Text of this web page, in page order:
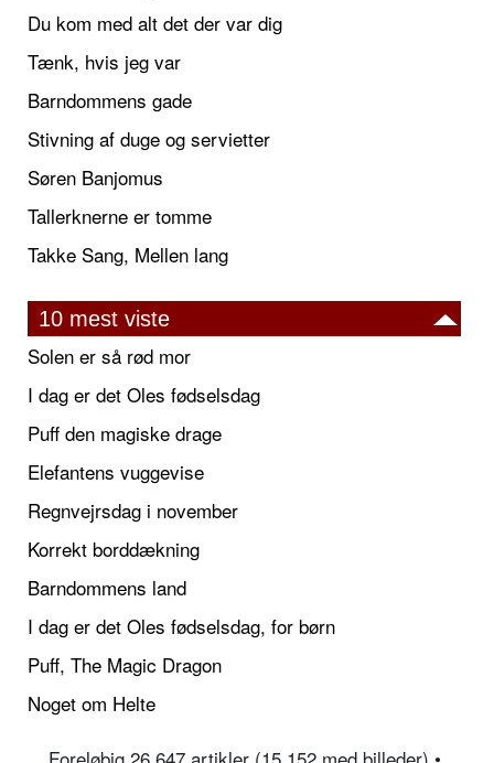
Du kom med alt det der var dig
Tænk, hvis jeg var
Barndommens gade
Stivning af duge og servietter
Søren Banjomus
Tallerknerne er tomme
Takke Sang, Mellen lang
10 mest viste
Solen er så rød mor
I dag er det Oles fødselsdag
Puff den magiske drage
Elefantens vuggevise
Regnvejrsdag i november
Korrekt borddækning
Barndommens land
I dag er det Oles fødselsdag, for børn
Puff, The Magic Dragon
Noget om Helte